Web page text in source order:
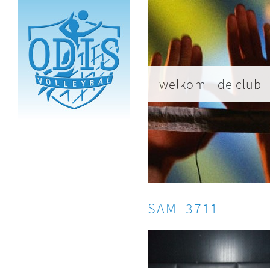
welkom de club
SAM_3711